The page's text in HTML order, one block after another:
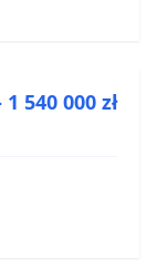
1 540 000 zł